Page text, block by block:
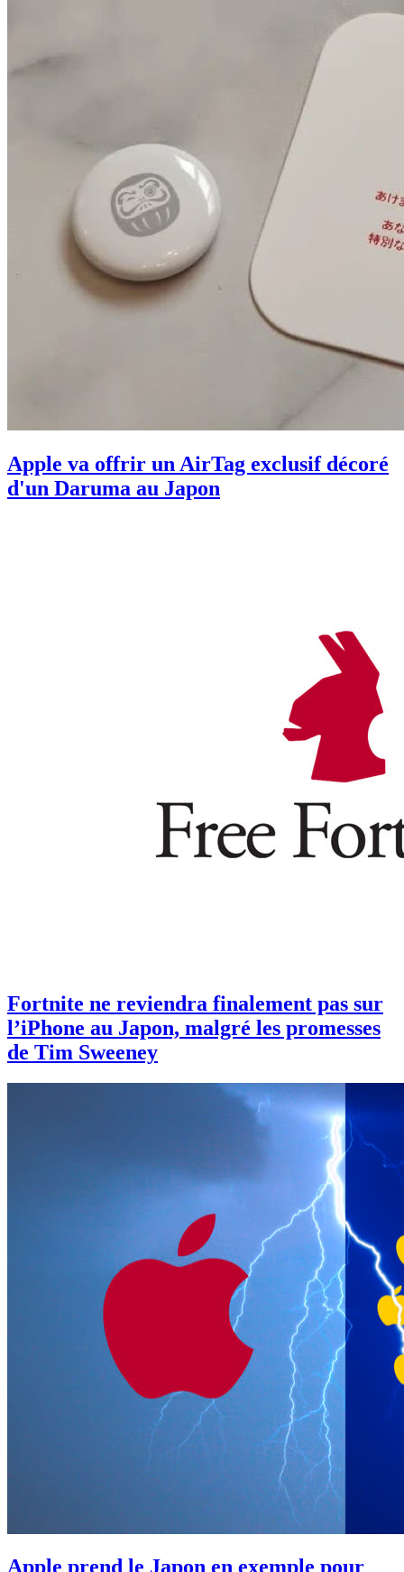
Apple va offrir un AirTag exclusif décoré
d'un Daruma au Japon
Fortnite ne reviendra finalement pas sur
l’iPhone au Japon, malgré les promesses
de Tim Sweeney
Apple prend le Japon en exemple pour